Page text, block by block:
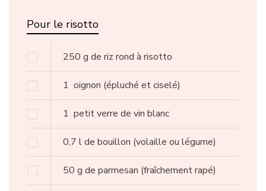
Pour le risotto
250 g de riz rond à risotto
1 oignon (épluché et ciselé)
1 petit verre de vin blanc
0,7 lde bouillon (volaille ou légume)
50 g de parmesan (fraîchement rapé)